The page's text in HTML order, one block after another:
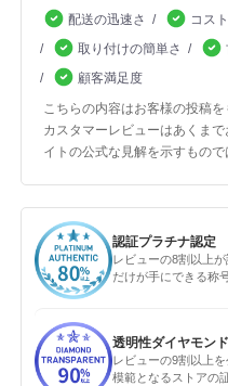
配送の迅速さ
コス
取り付けの簡単さ
顧客満足度
こちらの内容はお客様の投稿を
カスタマーレビューはあくま
イトの公式な見解を示すもので
認証プラチナ認定
レビューの8割以上
だけが手にできる称
透明性ダイヤモン
レビューの9割以上を
模範となるストアの